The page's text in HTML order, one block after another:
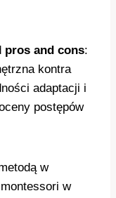
pros and cons:
kontra
adaptacji i
postępów
w
w